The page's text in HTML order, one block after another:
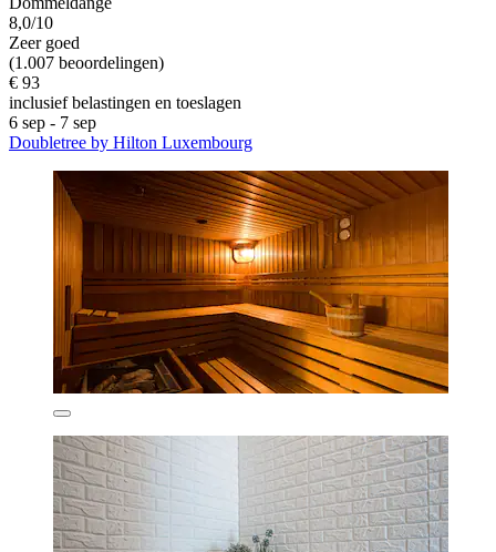
8,0/10
Zeer goed
(1.007 beoordelingen)
€ 93
inclusief belastingen en toeslagen
6 sep - 7 sep
Doubletree by Hilton Luxembourg